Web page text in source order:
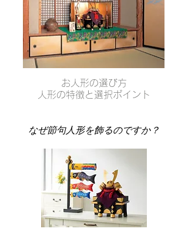
お人形の選び方
​人形の特徴と選択ポイント
なぜ節句人形を飾るのですか？